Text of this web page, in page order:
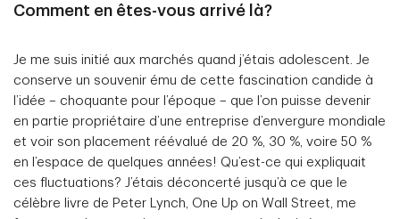
Comment en êtes-vous arrivé là?
Je me suis initié aux marchés quand j’étais adolescent. Je
conserve un souvenir ému de cette fascination candide à
l’idée – choquante pour l’époque – que l’on puisse devenir
en partie propriétaire d’une entreprise d’envergure mondiale
et voir son placement réévalué de 20 %, 30 %, voire 50 %
en l’espace de quelques années! Qu’est-ce qui expliquait
ces fluctuations? J’étais déconcerté jusqu’à ce que le
célèbre livre de Peter Lynch, One Up on Wall Street, me